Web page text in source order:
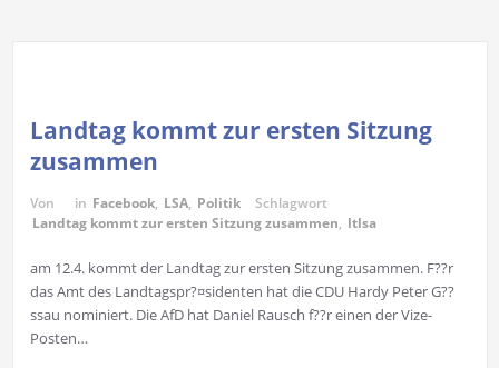
Landtag kommt zur ersten Sitzung
zusammen
Von in Facebook, LSA, Politik
Schlagwort
Landtag kommt zur ersten Sitzung zusammen, ltlsa
am 12.4. kommt der Landtag zur ersten Sitzung zusammen. F??r
das Amt des Landtagspr?¤sidenten hat die CDU Hardy Peter G??
ssau nominiert. Die AfD hat Daniel Rausch f??r einen der Vize-
Posten…